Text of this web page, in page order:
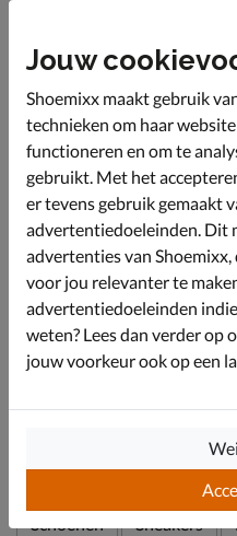
zorgt voor een schoen
Gevoerd met mesh-
warmte en vocht snel
voeten koel en fris.
Voorzien van een Pro
memoryfoam zorgt voor
zich naar de voet.
Afgewerkt met een
gripvaste rubberen
Specificaties
Over Fila
Bekijk meer
Schoenen Sneakers
Jouw
Shoemixx maakt gebruik
technieken om haar
functioneren en om te
gebruikt. Met het
er tevens gebruik gemaakt
advertentiedoeleinden. Dit
advertenties van
voor jou relevanter te
advertentiedoeleinden
weten? Lees dan verder op
jouw voorkeur ook op een